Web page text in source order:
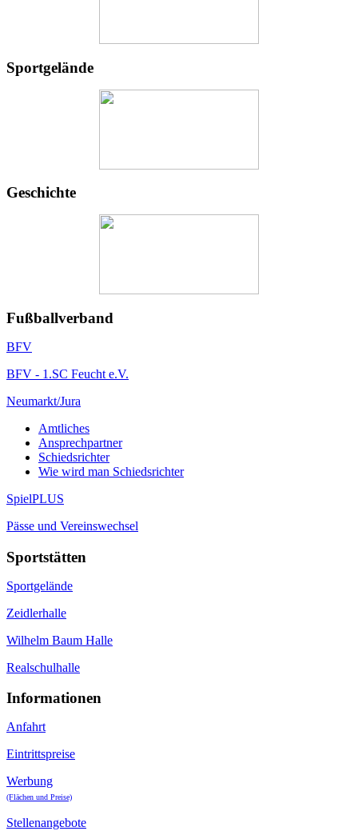
Sportgelände
Geschichte
Fußballverband
BFV
BFV - 1.SC Feucht e.V.
Neumarkt/Jura
Amtliches
Ansprechpartner
Schiedsrichter
Wie wird man Schiedsrichter
SpielPLUS
Pässe und Vereinswechsel
Sportstätten
Sportgelände
Zeidlerhalle
Wilhelm Baum Halle
Realschulhalle
Informationen
Anfahrt
Eintrittspreise
Werbung
(Flächen und Preise)
Stellenangebote